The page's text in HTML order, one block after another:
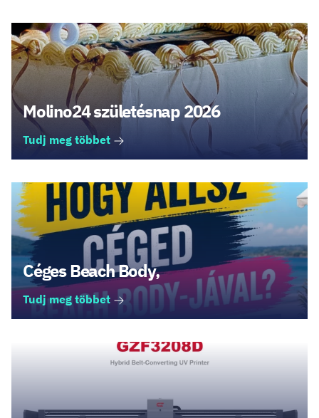
Molino24 születésnap 2026
Tudj meg többet
Céges Beach Body,
Tudj meg többet